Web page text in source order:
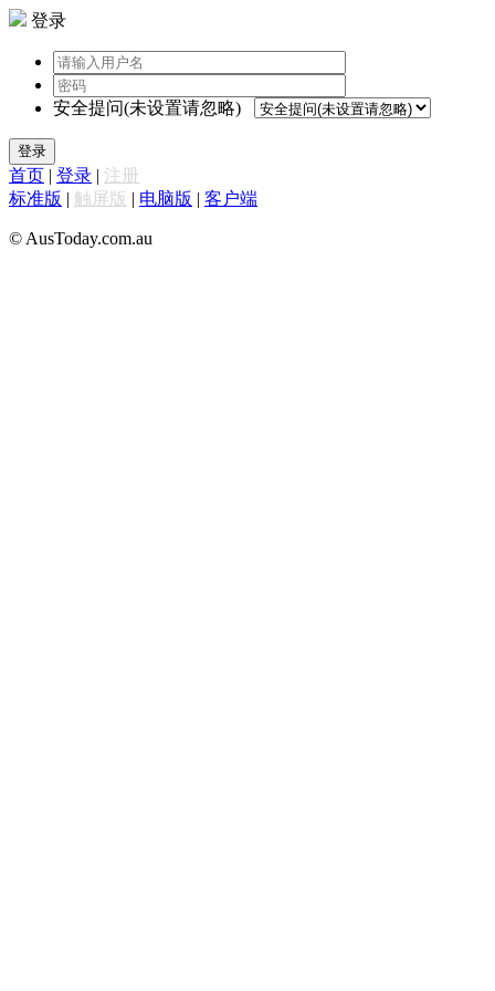
登录
安全提问(未设置请忽略)
登录
首页 | 登录 | 注册
标准版 | 触屏版 | 电脑版 | 客户端
© AusToday.com.au